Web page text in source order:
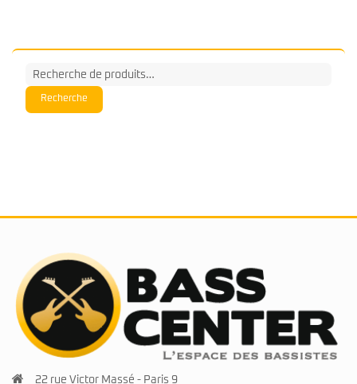
Recherche
pour :
Recherche
22 rue Victor Massé - Paris 9